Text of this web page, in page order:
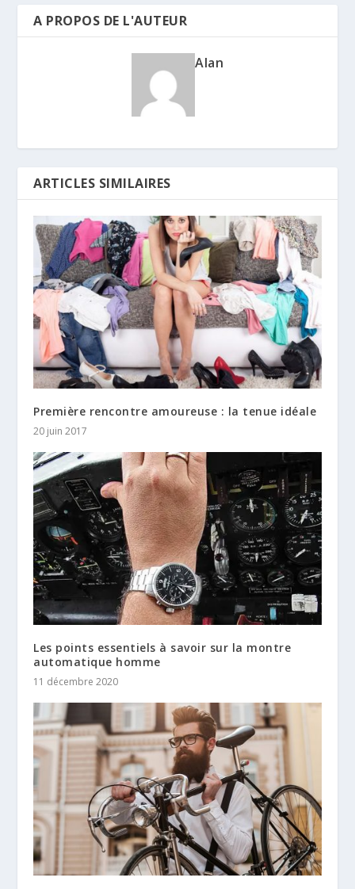
A PROPOS DE L'AUTEUR
Alan
ARTICLES SIMILAIRES
Première rencontre amoureuse : la tenue idéale
20 juin 2017
Les points essentiels à savoir sur la montre
automatique homme
11 décembre 2020